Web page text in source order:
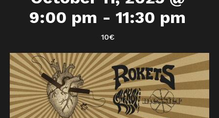
9:00 pm - 11:30 pm
10€